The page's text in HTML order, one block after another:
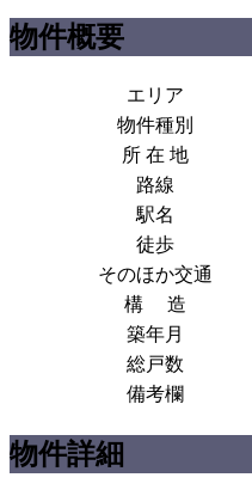
物件概要
エリア
物件種別
所 在 地
路線
駅名
徒歩
そのほか交通
構 造
築年月
総戸数
備考欄
物件詳細